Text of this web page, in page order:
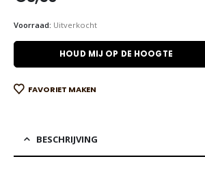
Voorraad: Uitverkocht
HOUD MIJ OP DE HOOGTE
FAVORIET MAKEN
BESCHRIJVING